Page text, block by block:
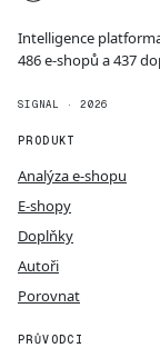
Intelligence
486 e-shopů a 437
SIGNAL · 2026
PRODUKT
Analýza e-shopu
E-shopy
Doplňky
Autoři
Porovnat
PRŮVODCI